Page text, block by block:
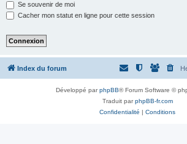
Se souvenir de moi
Cacher mon statut en ligne pour cette session
Index du forum
Développé parphpBB® Forum Software ©
Traduit parphpBB-fr.com
Confidentialité | Conditions